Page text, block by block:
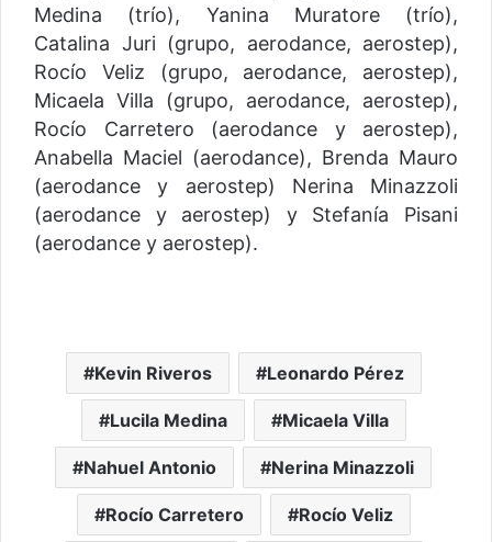
Medina (trío), Yanina Muratore (trío),
Catalina Juri (grupo, aerodance, aerostep),
Rocío Veliz (grupo, aerodance, aerostep),
Micaela Villa (grupo, aerodance, aerostep),
Rocío Carretero (aerodance y aerostep),
Anabella Maciel (aerodance), Brenda Mauro
(aerodance y aerostep) Nerina Minazzoli
(aerodance y aerostep) y Stefanía Pisani
(aerodance y aerostep).
Kevin Riveros Leonardo Pérez
Lucila Medina Micaela Villa
Nahuel Antonio Nerina Minazzoli
Rocío Carretero Rocío Veliz